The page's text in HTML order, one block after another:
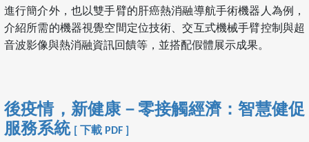
進行簡介外，也以雙手臂的肝癌熱消融導航手術機器人為例，
介紹所需的機器視覺空間定位技術、交互式機械手臂控制與超
音波影像與熱消融資訊回饋等，並搭配假體展示成果。
後疫情，新健康－零接觸經濟：智慧健促
服務系統
[ 下載 PDF ]